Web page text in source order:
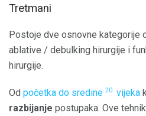
Tretmani
Postoje dve osnovne kategorije
ablative / debulking hirurgije i
hirurgije.
Od početka do sredine 20. vijeka
razbijanje postupaka. Ove